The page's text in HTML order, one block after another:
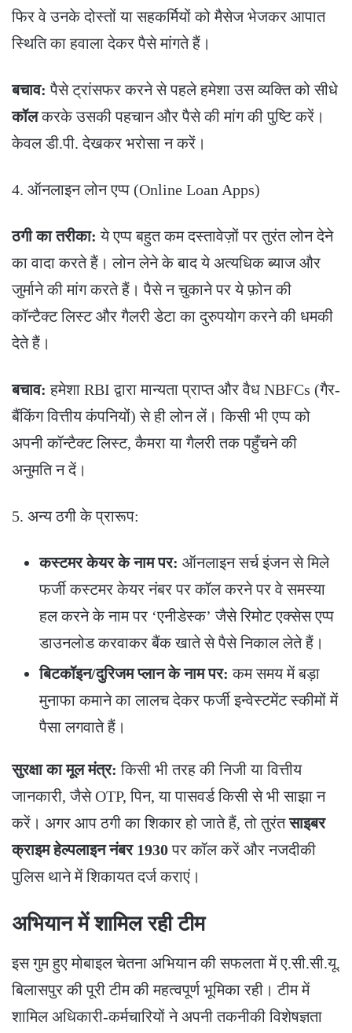
फिर वे उनके दोस्तों या सहकर्मियों को मैसेज भेजकर आपात
स्थिति का हवाला देकर पैसे मांगते हैं।
बचाव: पैसे ट्रांसफर करने से पहले हमेशा उस व्यक्ति को सीधे
कॉलकरके उसकी पहचान और पैसे की मांग की पुष्टि करें।
केवल डी.पी. देखकर भरोसा न करें।
​4. ऑनलाइन लोन एप्प (Online Loan Apps)
ठगी का तरीका: ये एप्प बहुत कम दस्तावेज़ों पर तुरंत लोन देने
का वादा करते हैं। लोन लेने के बाद ये अत्यधिक ब्याज और
जुर्माने की मांग करते हैं। पैसे न चुकाने पर ये फ़ोन की
कॉन्टैक्ट लिस्ट और गैलरी डेटा का दुरुपयोग करने की धमकी
देते हैं।
बचाव: हमेशा RBI द्वारा मान्यता प्राप्त और वैध NBFCs (गैर-
बैंकिंग वित्तीय कंपनियों) से ही लोन लें। किसी भी एप्प को
अपनी कॉन्टैक्ट लिस्ट, कैमरा या गैलरी तक पहुँचने की
अनुमति न दें।
​5. अन्य ठगी के प्रारूप:
कस्टमर केयर के नाम पर: ऑनलाइन सर्च इंजन से मिले
फर्जी कस्टमर केयर नंबर पर कॉल करने पर वे समस्या
हल करने के नाम पर ‘एनीडेस्क’ जैसे रिमोट एक्सेस एप्प
डाउनलोड करवाकर बैंक खाते से पैसे निकाल लेते हैं।
बिटकॉइन/दुरिजम प्लान के नाम पर: कम समय में बड़ा
मुनाफा कमाने का लालच देकर फर्जी इन्वेस्टमेंट स्कीमों में
पैसा लगवाते हैं।
सुरक्षा का मूल मंत्र: किसी भी तरह की निजी या वित्तीय
जानकारी, जैसे OTP, पिन, या पासवर्ड किसी से भी साझा न
करें। अगर आप ठगी का शिकार हो जाते हैं, तो तुरंतसाइबर
क्राइम हेल्पलाइन नंबर 1930पर कॉल करें और नजदीकी
पुलिस थाने में शिकायत दर्ज कराएं।
​अभियान में शामिल रही टीम
​इस गुम हुए मोबाइल चेतना अभियान की सफलता में ए.सी.सी.यू.
बिलासपुर की पूरी टीम की महत्वपूर्ण भूमिका रही। टीम में
शामिल अधिकारी-कर्मचारियों ने अपनी तकनीकी विशेषज्ञता